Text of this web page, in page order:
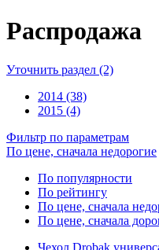
Распродажа
Уточнить раздел (2)
2014 (38)
2015 (4)
Фильтр по параметрам
По цене, сначала недорогие
По популярности
По рейтингу
По цене, сначала
По цене, сначала
Чехол Drobak